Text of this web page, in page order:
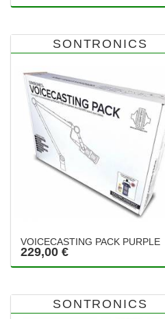
SONTRONICS
VOICECASTING PACK PURPLE
229,00 €
SONTRONICS